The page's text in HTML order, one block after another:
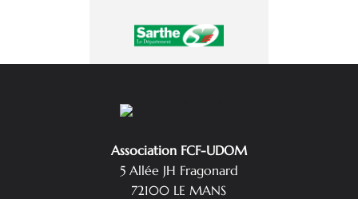
Association FCF-UDOM
5 Allée JH Fragonard
72100 LE MANS